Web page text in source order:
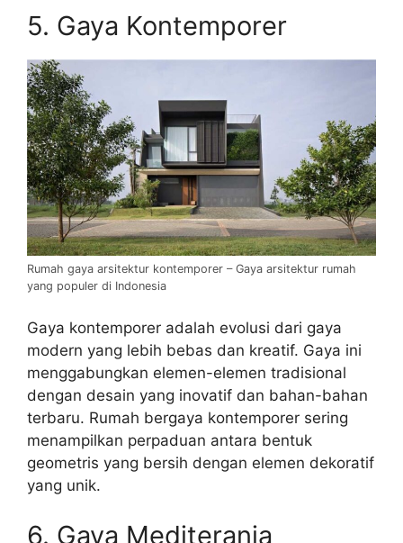
5. Gaya Kontemporer
Rumah gaya arsitektur kontemporer – Gaya arsitektur rumah
yang populer di Indonesia
Gaya kontemporer adalah evolusi dari gaya
modern yang lebih bebas dan kreatif. Gaya ini
menggabungkan elemen-elemen tradisional
dengan desain yang inovatif dan bahan-bahan
terbaru. Rumah bergaya kontemporer sering
menampilkan perpaduan antara bentuk
geometris yang bersih dengan elemen dekoratif
yang unik.
6. Gaya Mediterania